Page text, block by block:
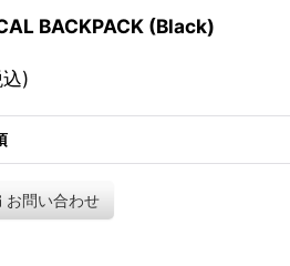
BACKPACK (Black)
)
お問い合わせ